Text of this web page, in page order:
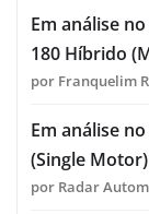
Em análise
180 Híbrido
por Franquelim
Em análise
(Single Motor)
por Radar